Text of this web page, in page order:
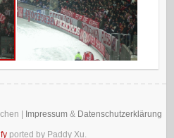
Impressum& Datenschutzerklärung
ported by Paddy Xu.